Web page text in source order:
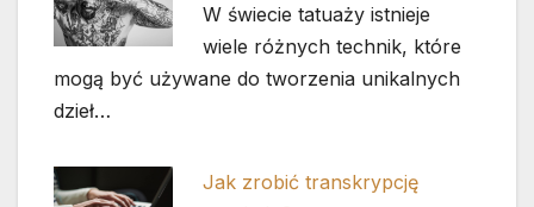
W świecie tatuaży istnieje
wiele różnych technik, które
mogą być używane do tworzenia unikalnych
dzieł…
Jak zrobić transkrypcję